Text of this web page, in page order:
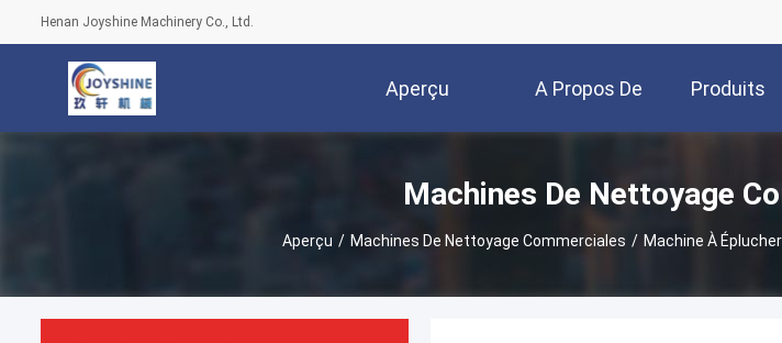
Henan Joyshine Machinery Co., Ltd.
Aperçu A Propos De
Nous
Produits
Machines De Nettoyage
Aperçu / Machines De Nettoyage Commerciales / Machine À